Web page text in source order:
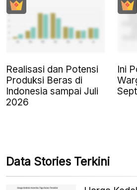
Realisasi dan Potensi
Produksi Beras di
Indonesia sampai Juli
2026
Ini
Data Stories Terkini